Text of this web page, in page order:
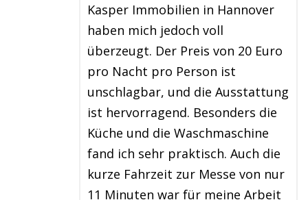
Kasper Immobilien in Hannover
haben mich jedoch voll
überzeugt. Der Preis von 20 Euro
pro Nacht pro Person ist
unschlagbar, und die Ausstattung
ist hervorragend. Besonders die
Küche und die Waschmaschine
fand ich sehr praktisch. Auch die
kurze Fahrzeit zur Messe von nur
11 Minuten war für meine Arbeit